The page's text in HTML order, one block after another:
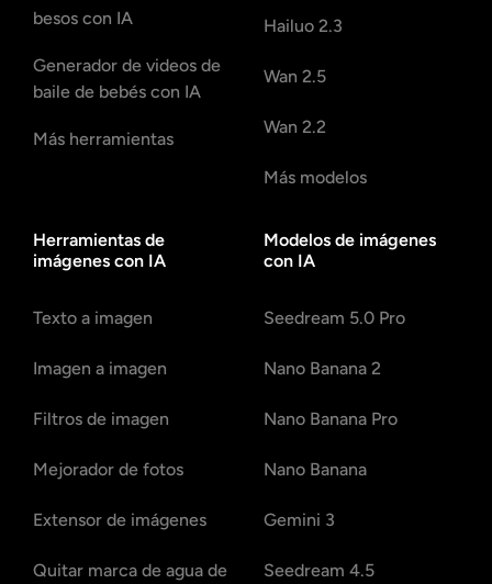
besos con IA
Generador de videos de
baile de bebés con IA
Más herramientas
Hailuo 2.3
Wan 2.5
Wan 2.2
Más modelos
Herramientas de
imágenes con IA
Texto a imagen
Imagen a imagen
Filtros de imagen
Mejorador de fotos
Extensor de imágenes
Quitar marca de agua de
Modelos de imágenes
con IA
Seedream 5.0 Pro
Nano Banana 2
Nano Banana Pro
Nano Banana
Gemini 3
Seedream 4.5